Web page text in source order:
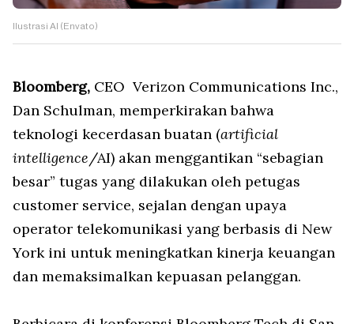
Ilustrasi AI (Envato)
Bloomberg, CEO Verizon Communications Inc.,
Dan Schulman, memperkirakan bahwa
teknologi kecerdasan buatan (artificial
intelligence/AI) akan menggantikan “sebagian
besar” tugas yang dilakukan oleh petugas
customer service, sejalan dengan upaya
operator telekomunikasi yang berbasis di New
York ini untuk meningkatkan kinerja keuangan
dan memaksimalkan kepuasan pelanggan.